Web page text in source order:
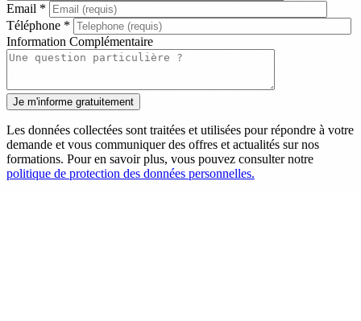
Email *
Téléphone *
Information Complémentaire
Les données collectées sont traitées et utilisées pour répondre à votre
demande et vous communiquer des offres et actualités sur nos
formations. Pour en savoir plus, vous pouvez consulter notre
politique de protection des données personnelles.